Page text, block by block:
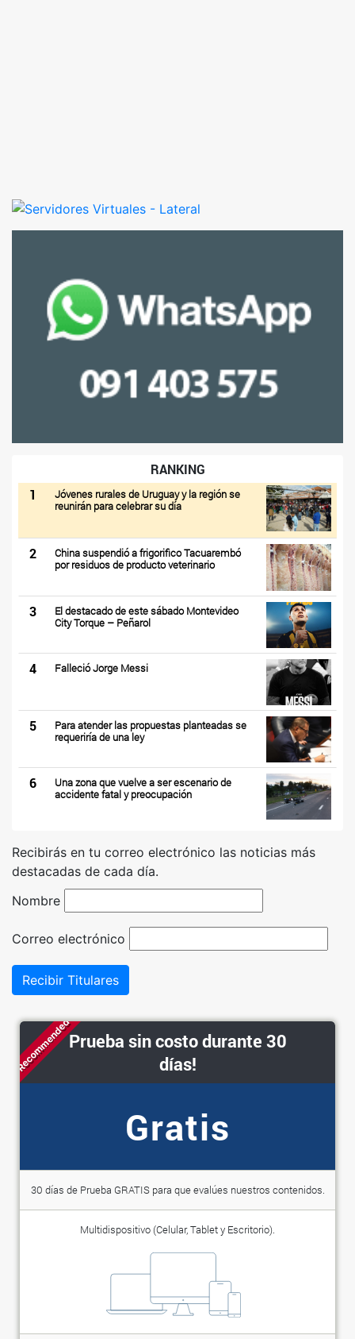
RANKING
1
Jóvenes rurales de Uruguay y la región se
reunirán para celebrar su día
2
China suspendió a frigorifico Tacuarembó
por residuos de producto veterinario
3
El destacado de este sábado Montevideo
City Torque – Peñarol
4 Falleció Jorge Messi
5
Para atender las propuestas planteadas se
requeriría de una ley
6
Una zona que vuelve a ser escenario de
accidente fatal y preocupación
Recibirás en tu correo electrónico las noticias más
destacadas de cada día.
Nombre
Correo electrónico
Recibir Titulares
RecommendedPrueba sin costo durante 30
días!
Gratis
30 días de Prueba GRATIS para que evalúes nuestros contenidos.
Multidispositivo (Celular, Tablet y Escritorio).